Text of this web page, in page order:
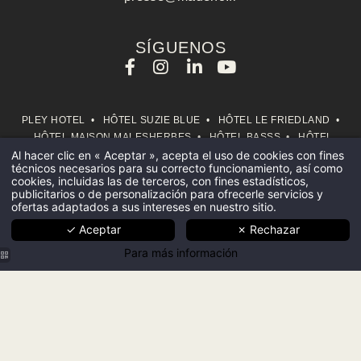
SÍGUENOS
PLEY HOTEL • HÔTEL SUZIE BLUE • HÔTEL LE FRIEDLAND
•
HÔTEL MAISON MALESHERBES•HÔTEL BASSS•HÔTEL
MERCEDES •PEPPER & PAPER APARTMENTS•HÔTEL
BELLEVAL •HÔTEL BELLOY•HÔTEL DU SAVOIR•HÔTEL
CŒUR MARIN•HÔTEL BISKUI•IDOL HOTEL
©2025 MADEHO -AVISO LEGAL-USO DE COOKIES-POLÍTICA DE COOKIES
POLÍTICA DE PROTECCIÓN DE DATOS
INICIO
GESTIÓN HOTELERA
CONSEJOS SOBRE
HOTELES
HOTELES
Empresa :
Teléfono :
Al hacer clic en « Aceptar », acepta el uso de cookies con fines
técnicos necesarios para su correcto funcionamiento, así como
cookies, incluidas las de terceros, con fines estadísticos,
publicitarios o de personalización para ofrecerle servicios y
ofertas adaptados a sus intereses en nuestro sitio.
✓ Aceptar
✗ Rechazar
Para más información